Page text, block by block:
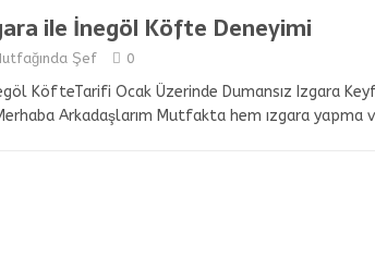
ile İnegöl Köfte Deneyimi
Şef 0
KöfteTarifi Ocak Üzerinde Dumansız Izgara Keyfi
Arkadaşlarım Mutfakta hem ızgara yapma